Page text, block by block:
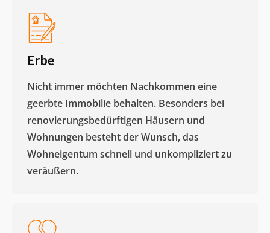
Erbe
Nicht immer möchten Nachkommen eine
geerbte Immobilie behalten. Besonders bei
renovierungsbedürftigen Häusern und
Wohnungen besteht der Wunsch, das
Wohneigentum schnell und unkompliziert zu
veräußern. ​